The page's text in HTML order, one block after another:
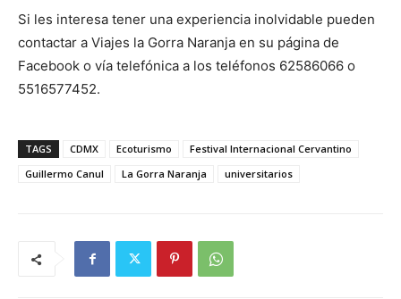
Si les interesa tener una experiencia inolvidable pueden
contactar a Viajes la Gorra Naranja en su página de
Facebook o vía telefónica a los teléfonos 62586066 o
5516577452.
TAGS CDMX Ecoturismo
Festival Internacional Cervantino
Guillermo Canul
La Gorra Naranja universitarios